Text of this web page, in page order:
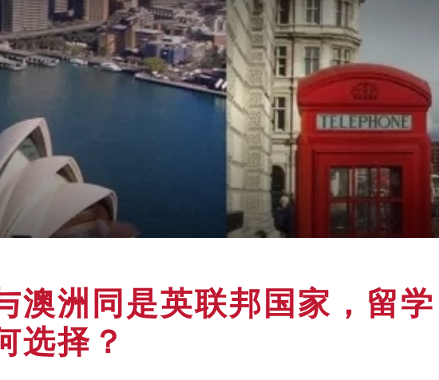
澳洲同是英联邦国家，留学
选择？